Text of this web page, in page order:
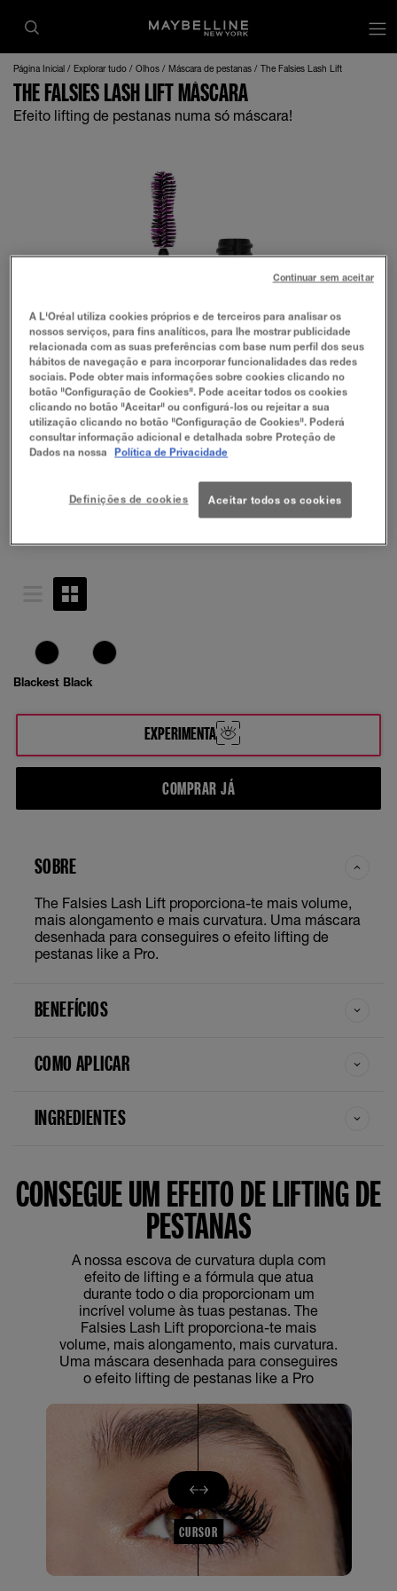
Página Inicial Explorar tudo Olhos Máscara de pestanas The Falsies Lash Lift
THE FALSIES LASH LIFT MÁSCARA
Efeito lifting de pestanas numa só máscara!
Blackest Black
EXPERIMENTA
COMPRAR JÁ
SOBRE
The Falsies Lash Lift proporciona-te mais volume,
mais alongamento e mais curvatura. Uma máscara
desenhada para conseguires o efeito lifting de
pestanas like a Pro.
BENEFÍCIOS
COMO APLICAR
INGREDIENTES
CONSEGUE UM EFEITO DE LIFTING DE
PESTANAS
A nossa escova de curvatura dupla com
efeito de lifting e a fórmula que atua
durante todo o dia proporcionam um
incrível volume às tuas pestanas. The
Falsies Lash Lift proporciona-te mais
volume, mais alongamento, mais curvatura.
Uma máscara desenhada para conseguires
o efeito lifting de pestanas like a Pro
CURSOR
A L'Oréal utiliza cookies próprios e de terceiros para analisar os
nossos serviços, para fins analíticos, para lhe mostrar publicidade
relacionada com as suas preferências com base num perfil dos seus
hábitos de navegação e para incorporar funcionalidades das redes
sociais. Pode obter mais informações sobre cookies clicando no
botão "Configuração de Cookies". Pode aceitar todos os cookies
clicando no botão "Aceitar" ou configurá-los ou rejeitar a sua
utilização clicando no botão "Configuração de Cookies". Poderá
consultar informação adicional e detalhada sobre Proteção de
Dados na nossa
Política de Privacidade
Definições de cookies Aceitar todos os cookies
Continuar sem aceitar